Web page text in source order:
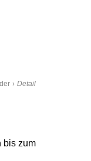
Detail
bis zum